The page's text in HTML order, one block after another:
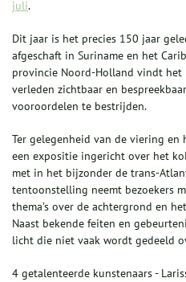
juli.
Dit jaar is het precies 150 jaar
afgeschaft in Suriname en het
provincie Noord-Holland vindt
verleden zichtbaar en
vooroordelen te bestrijden.
Ter gelegenheid van de viering
een expositie ingericht over het
met in het bijzonder de trans-
tentoonstelling neemt bezoekers
thema’s over de achtergrond en
Naast bekende feiten en
licht die niet vaak wordt gedeeld
4 getalenteerde kunstenaars -